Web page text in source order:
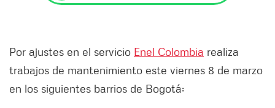
Por ajustes en el servicio Enel Colombia realiza
trabajos de mantenimiento este viernes 8 de marzo
en los siguientes barrios de Bogotá: